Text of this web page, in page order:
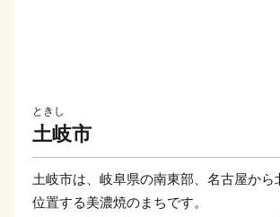
ときし
土岐市
土岐市は、岐阜県の南東部、名古屋から
位置する美濃焼のまちです。